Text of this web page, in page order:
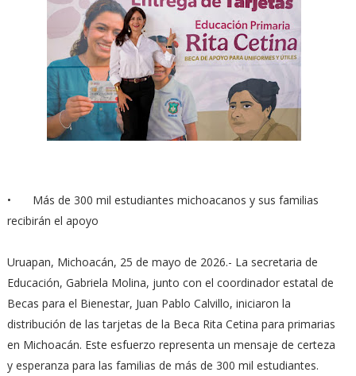
•
⁠Más de 300 mil estudiantes michoacanos y sus familias
recibirán el apoyo
Uruapan, Michoacán, 25 de mayo de 2026.- La secretaria de
Educación, Gabriela Molina, junto con el coordinador estatal de
Becas para el Bienestar, Juan Pablo Calvillo, iniciaron la
distribución de las tarjetas de la Beca Rita Cetina para primarias
en Michoacán. Este esfuerzo representa un mensaje de certeza
y esperanza para las familias de más de 300 mil estudiantes.